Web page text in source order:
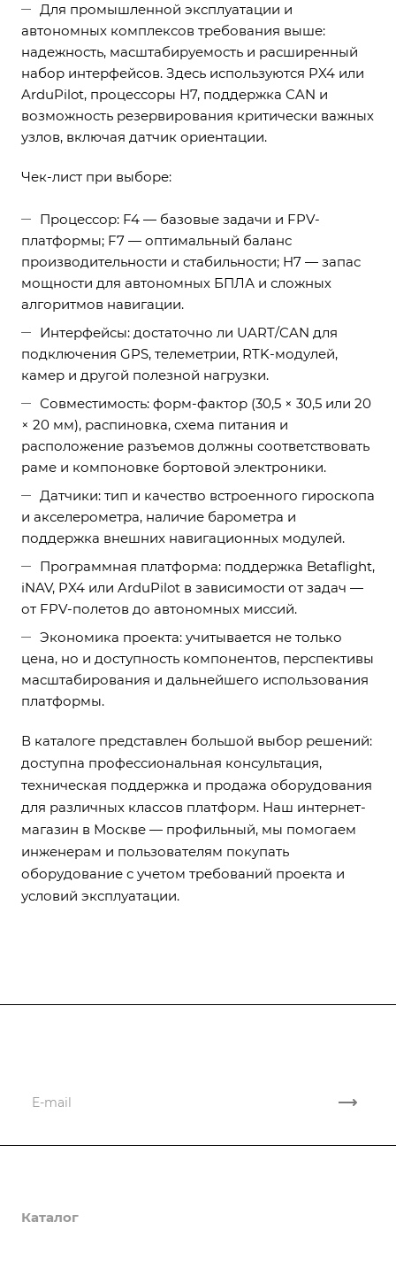
Для промышленной эксплуатации и
автономных комплексов требования выше:
надежность, масштабируемость и расширенный
набор интерфейсов. Здесь используются PX4 или
ArduPilot, процессоры H7, поддержка CAN и
возможность резервирования критически важных
узлов, включая датчик ориентации.
Чек-лист при выборе:
Процессор: F4 — базовые задачи и FPV-
платформы; F7 — оптимальный баланс
производительности и стабильности; H7 — запас
мощности для автономных БПЛА и сложных
алгоритмов навигации.
Интерфейсы: достаточно ли UART/CAN для
подключения GPS, телеметрии, RTK-модулей,
камер и другой полезной нагрузки.
Совместимость: форм-фактор (30,5 × 30,5 или 20
× 20 мм), распиновка, схема питания и
расположение разъемов должны соответствовать
раме и компоновке бортовой электроники.
Датчики: тип и качество встроенного гироскопа
и акселерометра, наличие барометра и
поддержка внешних навигационных модулей.
Программная платформа: поддержка Betaflight,
iNAV, PX4 или ArduPilot в зависимости от задач —
от FPV-полетов до автономных миссий.
Экономика проекта: учитывается не только
цена, но и доступность компонентов, перспективы
масштабирования и дальнейшего использования
платформы.
В каталоге представлен большой выбор решений:
доступна профессиональная консультация,
техническая поддержка и продажа оборудования
для различных классов платформ. Наш интернет-
магазин в Москве — профильный, мы помогаем
инженерам и пользователям покупать
оборудование с учетом требований проекта и
условий эксплуатации.
О компании
Каталог